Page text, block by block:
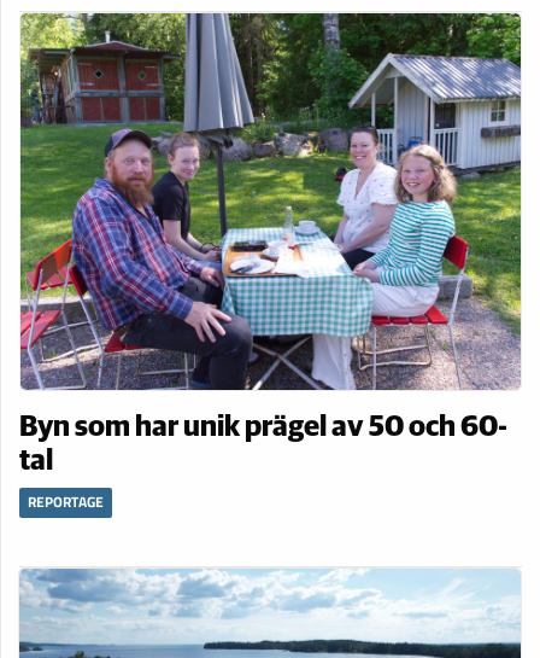
Byn som har unik prägel av 50 och 60-
tal
REPORTAGE